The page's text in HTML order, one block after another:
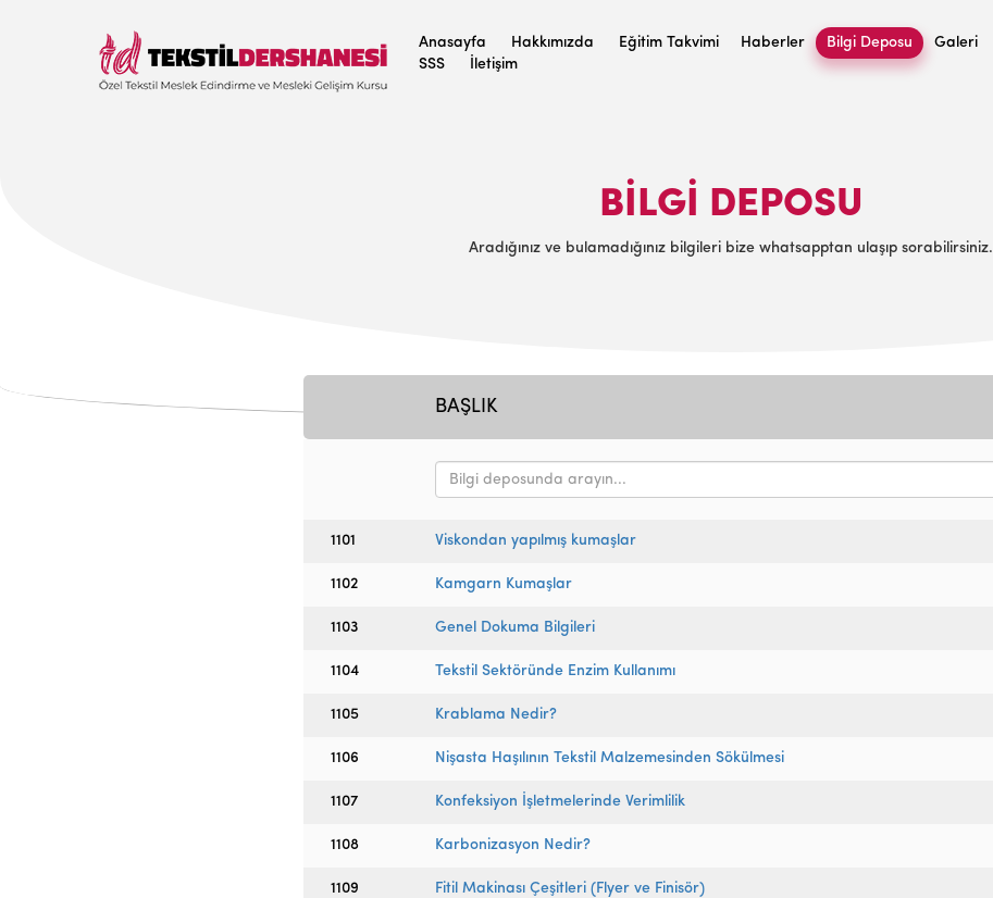
Anasayfa Hakkımızda Eğitim Takvimi Haberler Bilgi Deposu Galeri
SSS
İletişim
BILGI DEPOSU
Aradığınız ve bulamadığınız bilgileri bize whatsapptan ulaşıp sorabilirsiniz.
BAŞLIK
1101 Viskondan yapılmış kumaşlar
1102 Kamgarn Kumaşlar
1103 Genel Dokuma Bilgileri
1104 Tekstil Sektöründe Enzim Kullanımı
1105 Krablama Nedir?
1106 Nişasta Haşılının Tekstil Malzemesinden Sökülmesi
1107 Konfeksiyon İşletmelerinde Verimlilik
1108 Karbonizasyon Nedir?
1109 Fitil Makinası Çeşitleri (Flyer ve Finisör)